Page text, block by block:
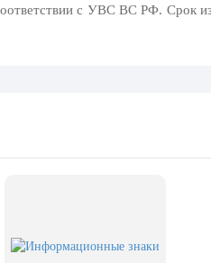
с УВС ВС РФ. Срок